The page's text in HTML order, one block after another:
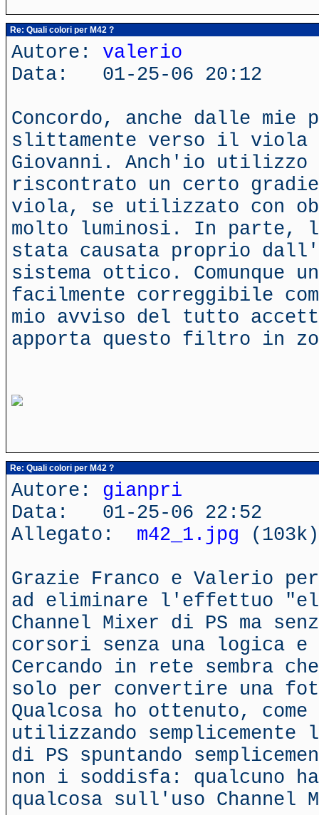
Re: Quali colori per M42 ?
Autore: valerio
Data: 01-25-06 20:12
Concordo, anche dalle mie
slittamente verso il viola
Giovanni. Anch'io
riscontrato un certo
viola, se utilizzato con
molto luminosi. In parte,
stata causata proprio
sistema ottico. Comunque
facilmente correggibile
mio avviso del tutto
apporta questo filtro in
Re: Quali colori per M42 ?
Autore: gianpri
Data: 01-25-06 22:52
Allegato: m42_1.jpg (103k)
Grazie Franco e Valerio
ad eliminare l'effettuo
Channel Mixer di PS ma
corsori senza una
Cercando in rete sembra
solo per convertire una
Qualcosa ho ottenuto,
utilizzando semplicemente
di PS spuntando
non i soddisfa: qualcuno
qualcosa sull'uso Channel